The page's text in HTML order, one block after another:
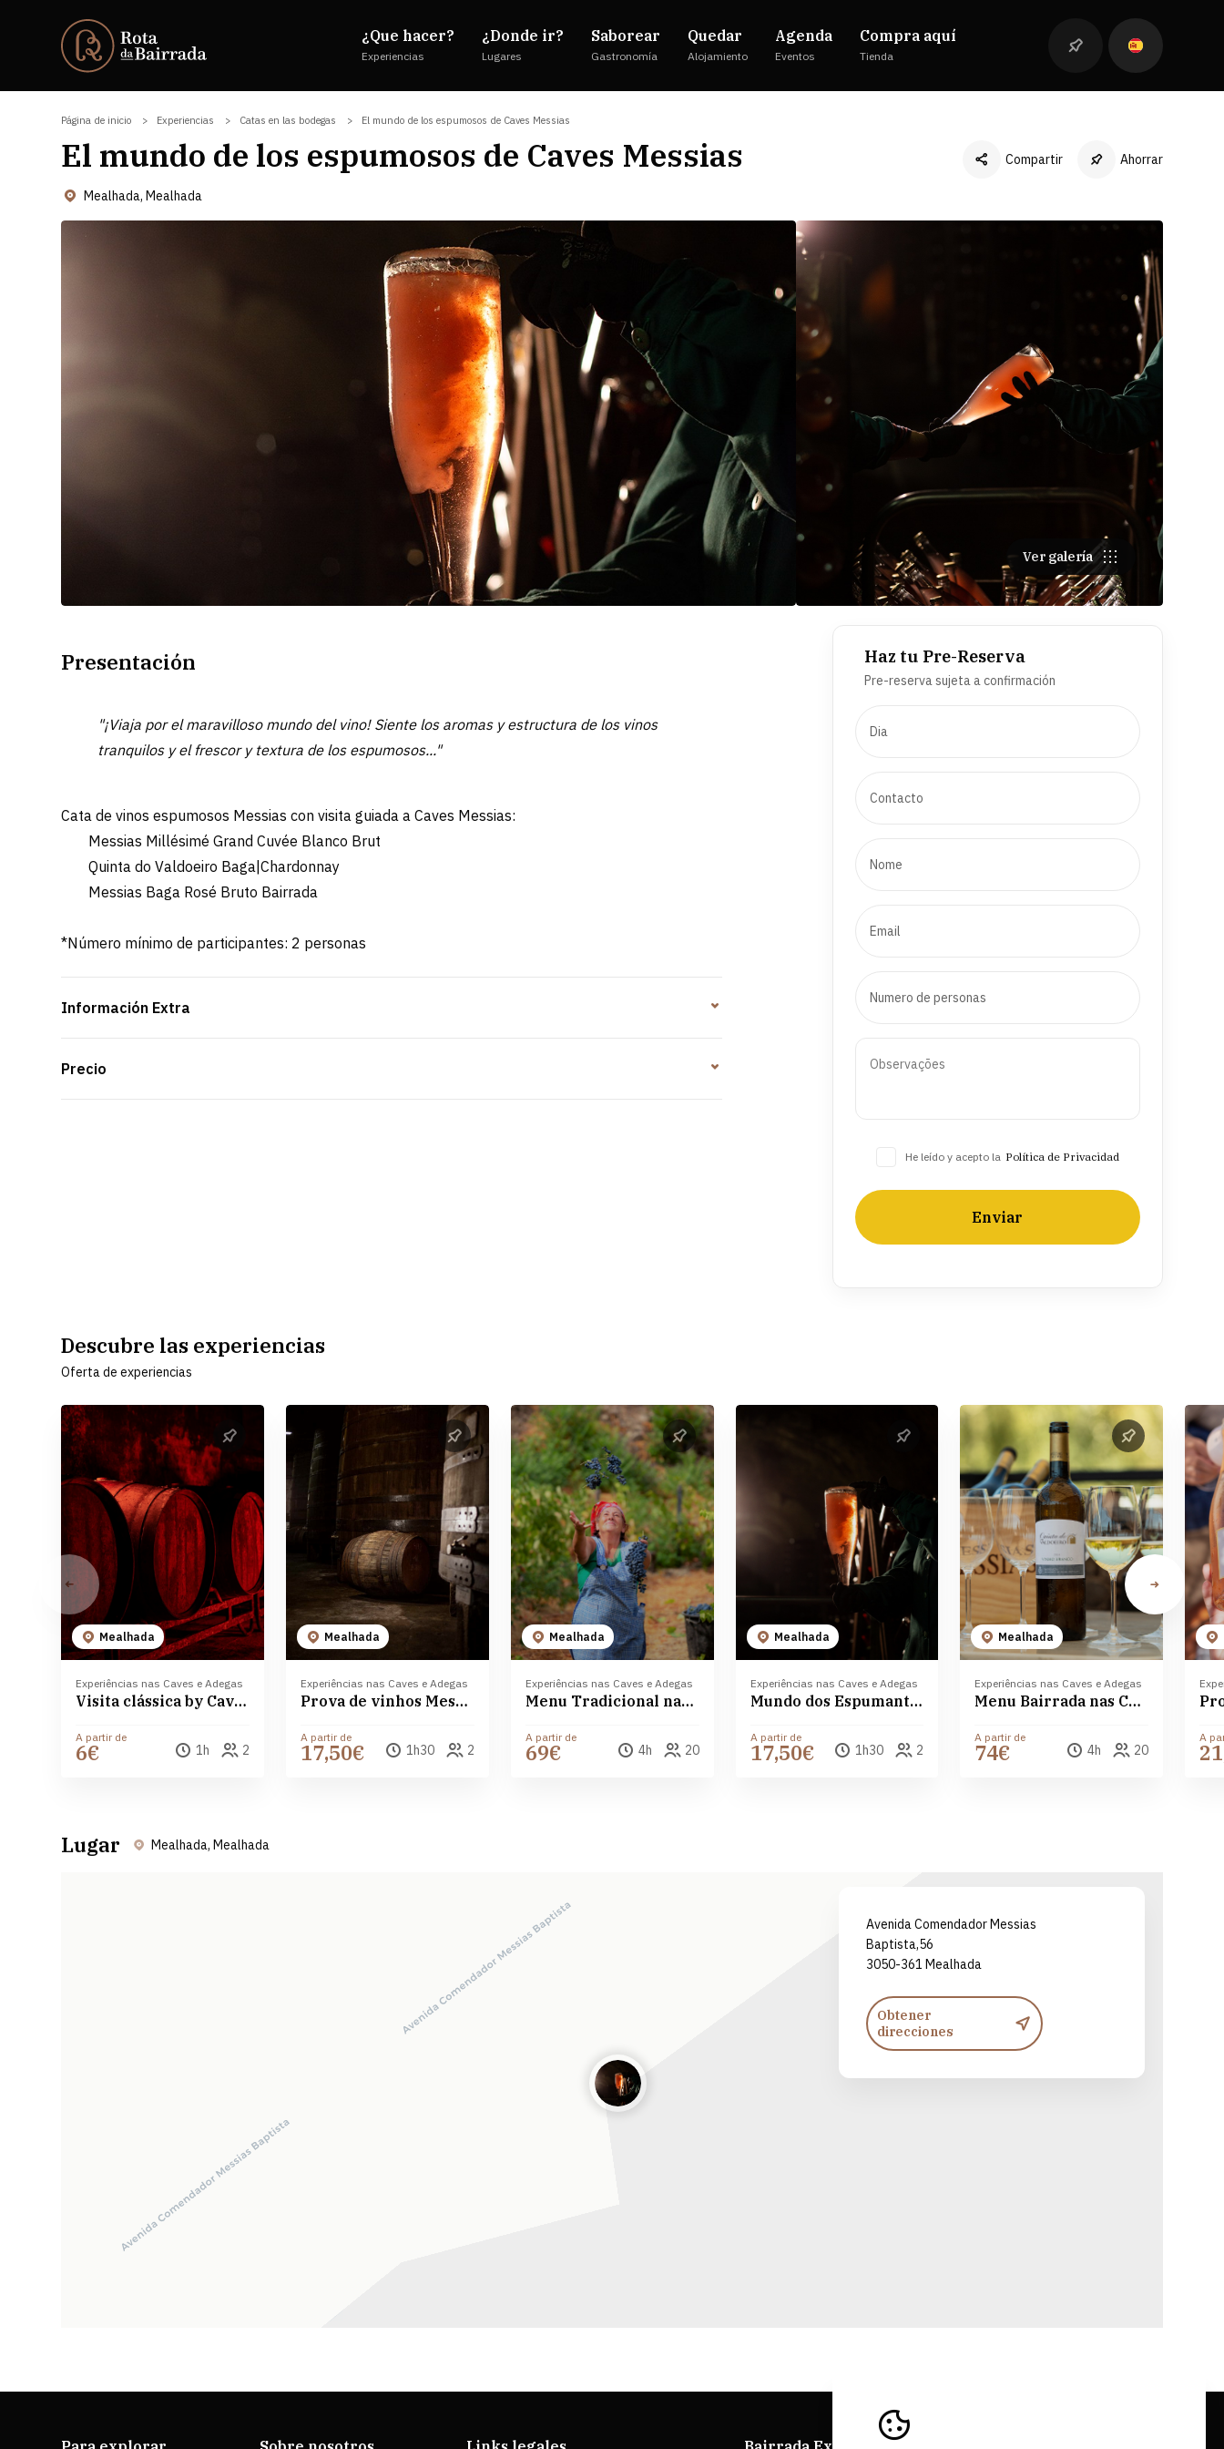
¿Que hacer?
Experiencias
¿Donde ir?
Lugares
Saborear
Gastronomía
Quedar
Alojamiento
Agenda
Eventos
Compra aquí
Tienda
Página de inicio Experiencias Catas en las bodegas El mundo de los espumosos de Caves Messias
El mundo de los espumosos de Caves Messias
Mealhada, Mealhada
Compartir Ahorrar
Ver galería
Presentación
"¡Viaja por el maravilloso mundo del vino! Siente los aromas y estructura de los vinos
tranquilos y el frescor y textura de los espumosos..."
Cata de vinos espumosos Messias con visita guiada a Caves Messias:
Messias Millésimé Grand Cuvée Blanco Brut
Quinta do Valdoeiro Baga|Chardonnay
Messias Baga Rosé Bruto Bairrada
*Número mínimo de participantes: 2 personas
Información Extra
Precio
Haz tu Pre-Reserva
Pre-reserva sujeta a confirmación
He leído y acepto la Política de Privacidad
Enviar
Descubre las experiencias
Oferta de experiencias
Mealhada
Experiências nas Caves e Adegas
Visita clássica by Caves Messias
A partir de
6€ 1h 2
Mealhada
Experiências nas Caves e Adegas
Prova de vinhos Messias Bairrada
A partir de
17,50€ 1h30 2
Mealhada
Experiências nas Caves e Adegas
Menu Tradicional nas Caves Messias
A partir de
69€ 4h 20
Mealhada
Experiências nas Caves e Adegas
Mundo dos Espumantes Messias
A partir de
17,50€ 1h30 2
Mealhada
Experiências nas Caves e Adegas
Menu Bairrada nas Caves Messias
A partir de
74€ 4h 20
A
Lugar Mealhada, Mealhada
Avenida Comendador Messias
Baptista,56
3050-361 Mealhada
Obtener
direcciones